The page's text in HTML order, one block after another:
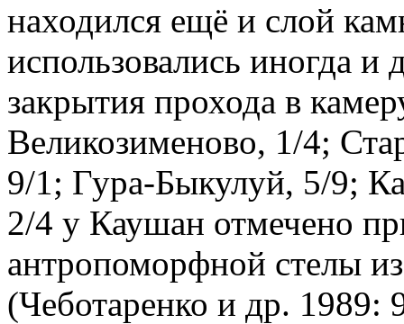
находился ещё и слой
использовались иногда и
закрытия прохода в
Великозименово, 1/4;
9/1; Гура-Быкулуй, 5/9;
2/4 у Каушан отмечено
антропоморфной стелы
(Чеботаренко и др. 1989: